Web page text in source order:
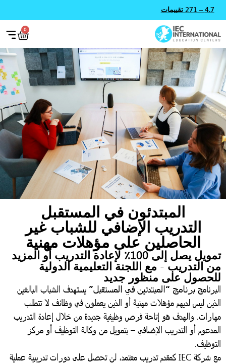
4.7 – 271 تقييمات
المبتدئون في المستقبل
التدريب الإضافي للشباب غير
الحاصلين على مؤهلات مهنية
تمويل يصل إلى 100٪ لإعادة التدريب أو المزيد
التدريب - مع اللجنة التعليمية الدولية
على منظور جديد
برنامج “المبتدئين في المستقبل”يستهدف الشباب البالغين
ليس لديهم مؤهلات مهنية أو الذين يعملون في وظائف لا تتطلب
والهدف هو إتاحة فرص وظيفية جديدة من خلال إعادة التدريب
أو التدريب الإضافي – بتمويل من وكالة التوظيف أو مركز
مع شركة IEC كمقدم تدريب معتمد، لن تحصل على دورات تدريبية عملية